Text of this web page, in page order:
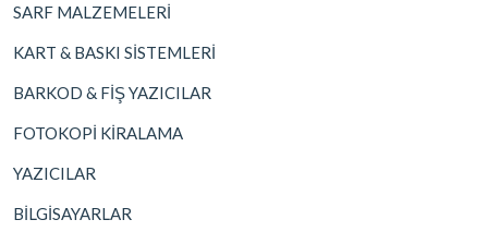
SARF MALZEMELERİ
KART & BASKI SİSTEMLERİ
BARKOD & FİŞ YAZICILAR
FOTOKOPİ KİRALAMA
YAZICILAR
BİLGİSAYARLAR